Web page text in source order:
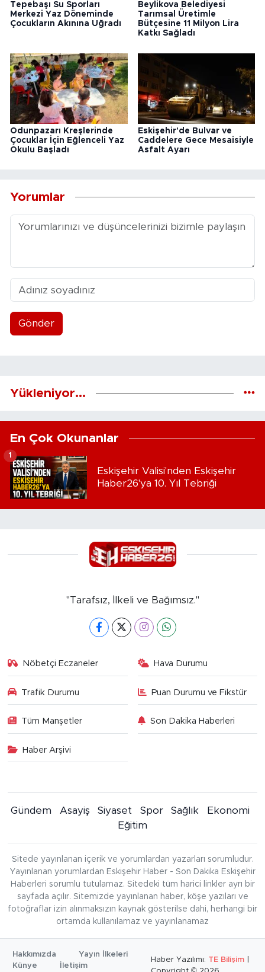
Tepebaşı Su Sporları
Merkezi Yaz Döneminde
Çocukların Akınına Uğradı
Beylikova Belediyesi
Tarımsal Üretimle
Bütçesine 11 Milyon Lira
Katkı Sağladı
Odunpazarı Kreşlerinde
Çocuklar İçin Eğlenceli Yaz
Okulu Başladı
Eskişehir'de Bulvar ve
Caddelere Gece Mesaisiyle
Asfalt Ayarı
Yorumlar
Gönder
Yükleniyor...
En Çok Okunanlar
Eskişehir Valisi'nden Eskişehir
Haber26'ya 10. Yıl Tebriği
1
"Tarafsız, İlkeli ve Bağımsız."
Nöbetçi Eczaneler Hava Durumu
Trafik Durumu Puan Durumu ve Fikstür
Tüm Manşetler Son Dakika Haberleri
Haber Arşivi
Gündem Asayiş Siyaset Spor Sağlık
Ekonomi
Eğitim
Sitede yayınlanan içerik ve yorumlardan yazarları sorumludur.
Yayınlanan yorumlardan Eskişehir Haber - Son Dakika Eskişehir
Haberleri sorumlu tutulamaz. Sitedeki tüm harici linkler ayrı bir
sayfada açılır. Sitemizde yayınlanan haber, köşe yazıları ve
fotoğraflar izin alınmaksızın kaynak gösterilse dahi, herhangi bir
ortamda kullanılamaz ve yayınlanamaz
Hakkımızda
Yayın İlkeleri
Künye
İletişim
Haber Yazılımı: TE Bilişim